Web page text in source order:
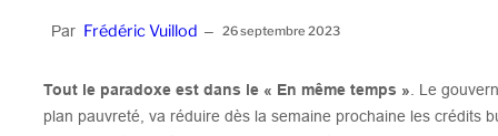
Par Frédéric Vuillod – 26 septembre 2023
Tout le paradoxe est dans le « En même temps » . Le
plan pauvreté, va réduire dès la semaine prochaine les crédits